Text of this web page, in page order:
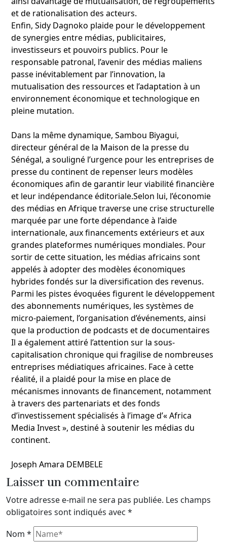
et de rationalisation des acteurs.
Enfin, Sidy Dagnoko plaide pour le développement
de synergies entre médias, publicitaires,
investisseurs et pouvoirs publics. Pour le
responsable patronal, l’avenir des médias maliens
passe inévitablement par l’innovation, la
mutualisation des ressources et l’adaptation à un
environnement économique et technologique en
pleine mutation.
Dans la même dynamique, Sambou Biyagui,
directeur général de la Maison de la presse du
Sénégal, a souligné l’urgence pour les entreprises de
presse du continent de repenser leurs modèles
économiques afin de garantir leur viabilité financière
et leur indépendance éditoriale.Selon lui, l’économie
des médias en Afrique traverse une crise structurelle
marquée par une forte dépendance à l’aide
internationale, aux financements extérieurs et aux
grandes plateformes numériques mondiales. Pour
sortir de cette situation, les médias africains sont
appelés à adopter des modèles économiques
hybrides fondés sur la diversification des revenus.
Parmi les pistes évoquées figurent le développement
des abonnements numériques, les systèmes de
micro-paiement, l’organisation d’événements, ainsi
que la production de podcasts et de documentaires
Il a également attiré l’attention sur la sous-
capitalisation chronique qui fragilise de nombreuses
entreprises médiatiques africaines. Face à cette
réalité, il a plaidé pour la mise en place de
mécanismes innovants de financement, notamment
à travers des partenariats et des fonds
d’investissement spécialisés à l’image d’« Africa
Media Invest », destiné à soutenir les médias du
continent.
Joseph Amara DEMBELE
Laisser un commentaire
Votre adresse e-mail ne sera pas publiée. Les champs
obligatoires sont indiqués avec *
Nom *